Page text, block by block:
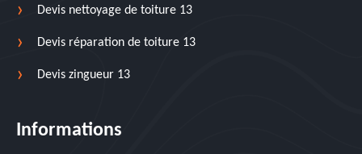
Devis nettoyage de toiture 13
Devis réparation de toiture 13
Devis zingueur 13
Informations